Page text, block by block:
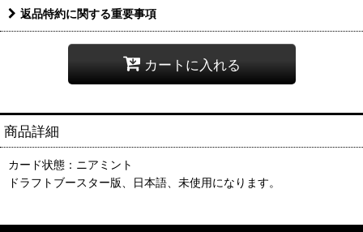
返品特約に関する重要事項
カートに入れる
商品詳細
カード状態：ニアミント
ドラフトブースター版、日本語、未使用になります。